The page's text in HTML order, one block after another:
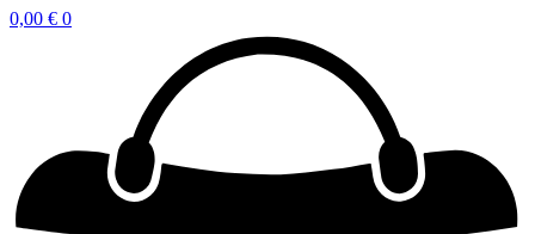
0,00 € 0